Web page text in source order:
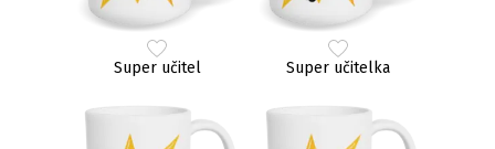
Super učitel Super učitelka